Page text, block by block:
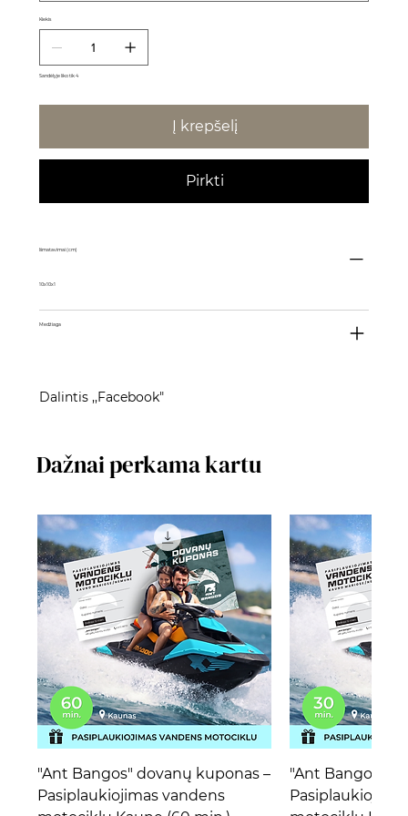
Kiekis
Sandėlyje liko tik 4
Į krepšelį
Pirkti
Išmatavimai (cm)
10x10x1
Medžiaga
Dalintis ,,Facebook"
Dažnai perkama kartu
"Ant Bangos" dovanų kuponas –
Pasiplaukiojimas vandens
"Ant Bangos"